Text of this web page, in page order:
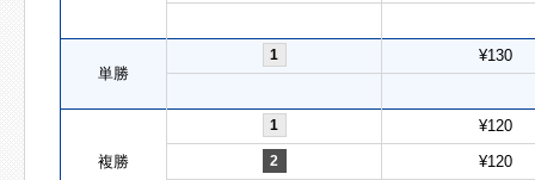
単勝
1 ¥130
複勝
1 ¥120
2 ¥120